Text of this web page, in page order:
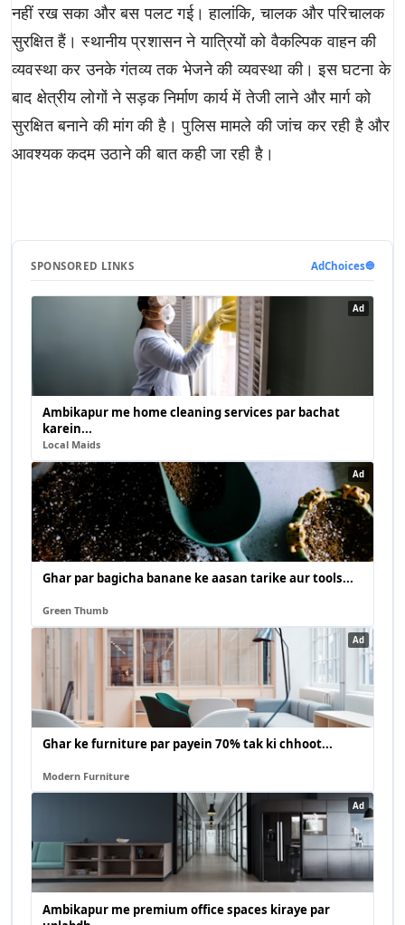
नहीं रख सका और बस पलट गई। हालांकि, चालक और परिचालक
सुरक्षित हैं। स्थानीय प्रशासन ने यात्रियों को वैकल्पिक वाहन की
व्यवस्था कर उनके गंतव्य तक भेजने की व्यवस्था की। इस घटना के
बाद क्षेत्रीय लोगों ने सड़क निर्माण कार्य में तेजी लाने और मार्ग को
सुरक्षित बनाने की मांग की है। पुलिस मामले की जांच कर रही है और
आवश्यक कदम उठाने की बात कही जा रही है।
SPONSORED LINKS AdChoices🔵
Ad
Ambikapur me home cleaning services par bachat
karein...
Local Maids
Ad
Ghar par bagicha banane ke aasan tarike aur tools...
Green Thumb
Ad
Ghar ke furniture par payein 70% tak ki chhoot...
Modern Furniture
Ad
Ambikapur me premium office spaces kiraye par